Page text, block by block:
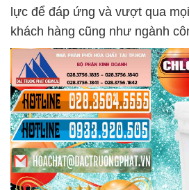
lực để đáp ứng và vượt qua
khách hàng cũng như ngành